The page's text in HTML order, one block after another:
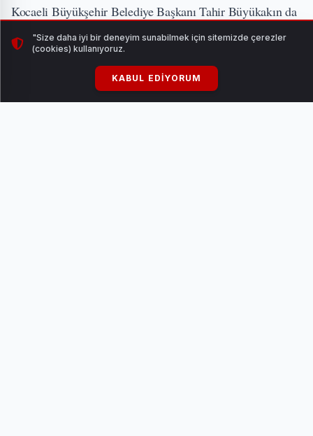
Kocaeli Büyükşehir Belediye Başkanı Tahir Büyükakın da
ilk idmanda teknik heyet ve futbolcuların yanında oldu.
Teknik Direktör Selçuk İnan ile futbolcularla bir araya
gelen ve baklava ikram eden Başkan Büyükakın,
Kasımpaşa maçı için başarılar diledi.
"Size daha iyi bir deneyim sunabilmek için sitemizde çerezler
(cookies) kullanıyoruz.
KABUL EDIYORUM